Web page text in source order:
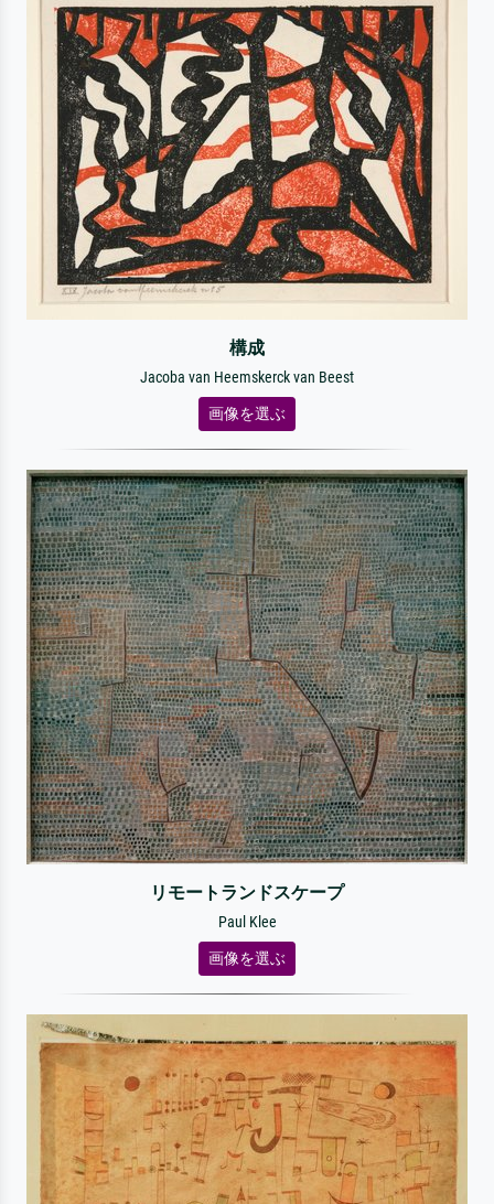
構成
Jacoba van Heemskerck van Beest
画像を選ぶ
リモートランドスケープ
Paul Klee
画像を選ぶ